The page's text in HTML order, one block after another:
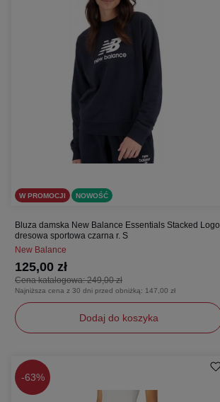
W PROMOCJI NOWOŚĆ
Bluza damska New Balance Essentials Stacked Logo
dresowa sportowa czarna r. S
New Balance
Cena katalogowa:249,00 zł
125,00 zł
Najniższa cena z 30 dni przed obniżką: 147,00 zł
Dodaj do koszyka
S
-63%